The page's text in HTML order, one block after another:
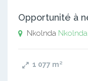
Nkolnda Nkolnda
1 077 m²